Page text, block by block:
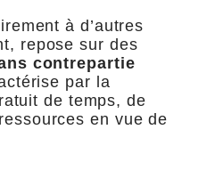
à d’autres
repose sur des
contrepartie
par la
de temps, de
en vue de